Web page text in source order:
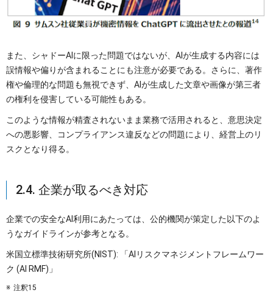
また、シャドーAIに限った問題ではないが、AIが生成する内容には
誤情報や偏りが含まれることにも注意が必要である。さらに、著作
権や倫理的な問題も無視できず、AIが生成した文章や画像が第三者
の権利を侵害している可能性もある。
このような情報が精査されないまま業務で活用されると、意思決定
への悪影響、コンプライアンス違反などの問題により、経営上のリ
スクとなり得る。
2.4. 企業が取るべき対応
企業での安全なAI利用にあたっては、公的機関が策定した以下のよ
うなガイドラインが参考となる。
米国立標準技術研究所(NIST): 「AIリスクマネジメントフレームワー
ク (AI RMF)」
注釈15